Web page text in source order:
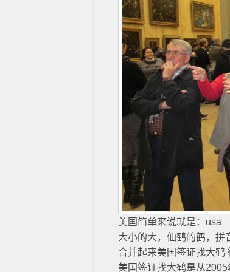
美国简单来说就是：usa
大小的大，仙鹤的鹤，拼
合并起来美国签证找大鹤
美国签证找大鹤是从